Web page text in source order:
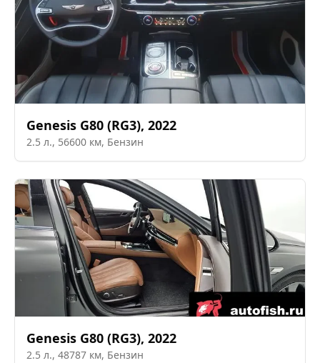
Genesis G80 (RG3), 2022
2.5 л., 56600 км, Бензин
Genesis G80 (RG3), 2022
2.5 л., 48787 км, Бензин